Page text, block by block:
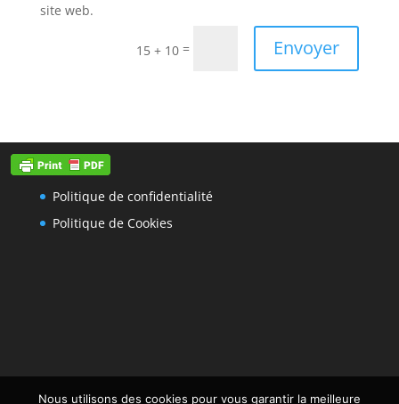
site web.
15 + 10 = Envoyer
Politique de confidentialité
Politique de Cookies
Nous utilisons des cookies pour vous garantir la meilleure